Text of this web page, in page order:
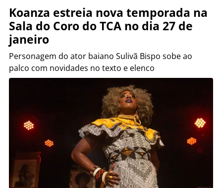
Koanza estreia nova temporada na
Sala do Coro do TCA no dia 27 de
janeiro
Personagem do ator baiano Sulivã Bispo sobe ao
palco com novidades no texto e elenco